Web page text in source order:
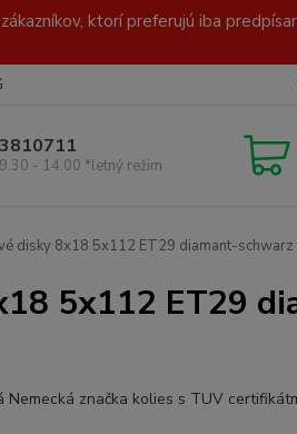
ktorí preferujú iba
- 14.00 *letný režim
disky 8x18 5x112 ET29 diamant-
5x112 ET29
Nemecká značka kolies s TUV